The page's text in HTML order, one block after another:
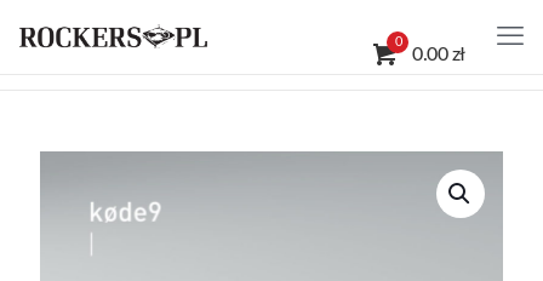
0
0.00 zł